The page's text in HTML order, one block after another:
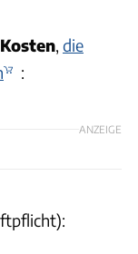
die
:
ANZEIGE